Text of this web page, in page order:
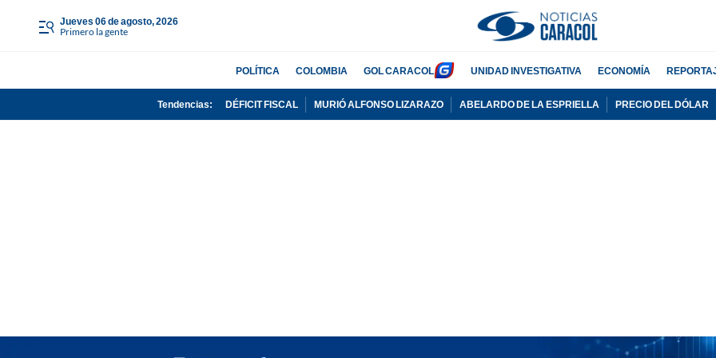
jueves 06 de agosto, 2026
Primero la gente
POLÍTICA COLOMBIA GOL CARACOL UNIDAD INVESTIGATIVA ECONOMÍA
Tendencias: DÉFICIT FISCAL MURIÓ ALFONSO LIZARAZO ABELARDO DE LA ESPRIELLA PRECIO DEL DÓLAR